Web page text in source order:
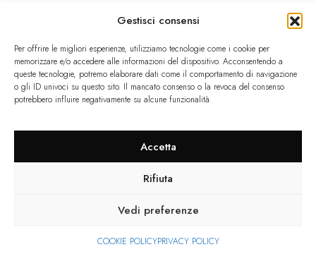
Gestisci consensi
Per offrire le migliori esperienze, utilizziamo tecnologie come i cookie per
memorizzare e/o accedere alle informazioni del dispositivo. Acconsentendo a
queste tecnologie, potremo elaborare dati come il comportamento di navigazione
o gli ID univoci su questo sito. Il mancato consenso o la revoca del consenso
potrebbero influire negativamente su alcune funzionalità.
Accetta
Rifiuta
Vedi preferenze
COOKIE POLICYPRIVACY POLICY